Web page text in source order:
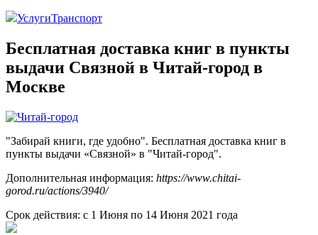
УслугиТранспорт
Бесплатная доставка книг в пункты
выдачи Связной в Читай-город в
Москве
"Забирай книги, где удобно". Бесплатная доставка книг в
пункты выдачи «Связной» в "Читай-город".
Дополнительная информация: https://www.chitai-
gorod.ru/actions/3940/
Срок действия: с 1 Июня по 14 Июня 2021 года